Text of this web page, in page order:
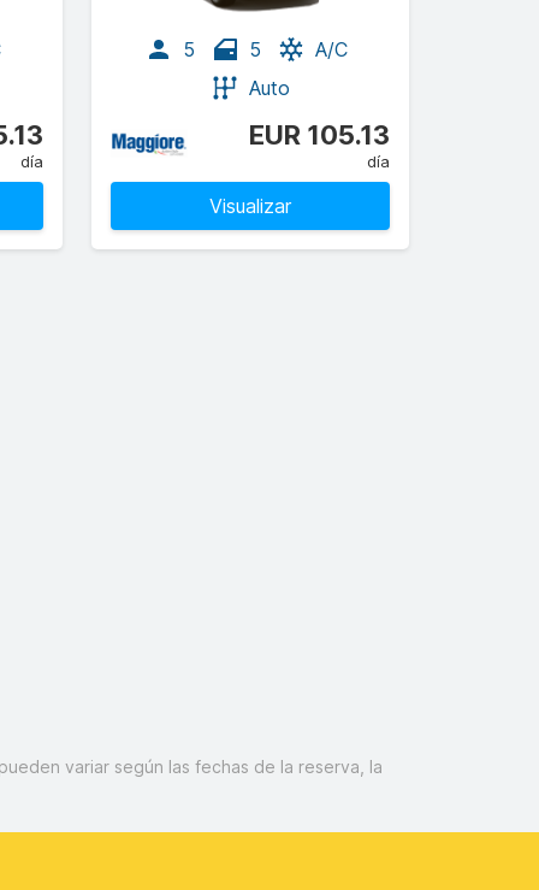
día
5 5
A/C
Auto
EUR 105.13
día
Visualizar
variar según las fechas de la reserva, la